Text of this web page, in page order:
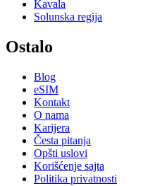
Kavala
Solunska regija
Ostalo
Blog
eSIM
Kontakt
O nama
Karijera
Česta pitanja
Opšti uslovi
Korišćenje sajta
Politika privatnosti